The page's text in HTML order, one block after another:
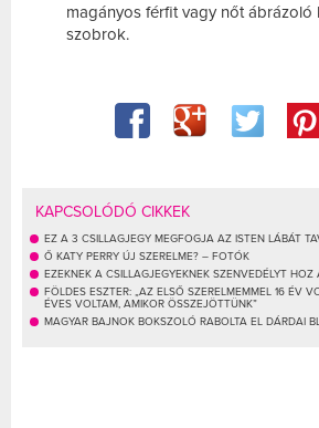
magányos férfit vagy nőt ábrázoló
szobrok.
KAPCSOLÓDÓ CIKKEK
EZ A 3 CSILLAGJEGY MEGFOGJA AZ ISTEN LÁBÁT
Ő KATY PERRY ÚJ SZERELME? – FOTÓK
EZEKNEK A CSILLAGJEGYEKNEK SZENVEDÉLYT HOZ
FÖLDES ESZTER: „AZ ELSŐ SZERELMEMMEL 16 ÉV
ÉVES VOLTAM, AMIKOR ÖSSZEJÖTTÜNK”
MAGYAR BAJNOK BOKSZOLÓ RABOLTA EL DÁRDAI